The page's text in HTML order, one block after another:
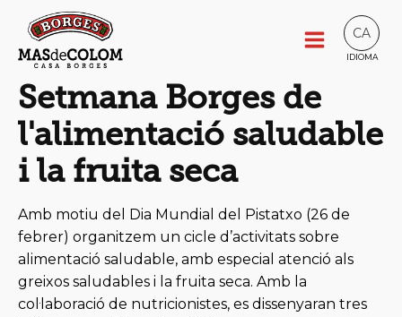
CA
IDIOMA
Setmana Borges de
l'alimentació saludable
i la fruita seca
Amb motiu del Dia Mundial del Pistatxo (26 de
febrer) organitzem un cicle d’activitats sobre
alimentació saludable, amb especial atenció als
greixos saludables i la fruita seca. Amb la
col·laboració de nutricionistes, es dissenyaran tres